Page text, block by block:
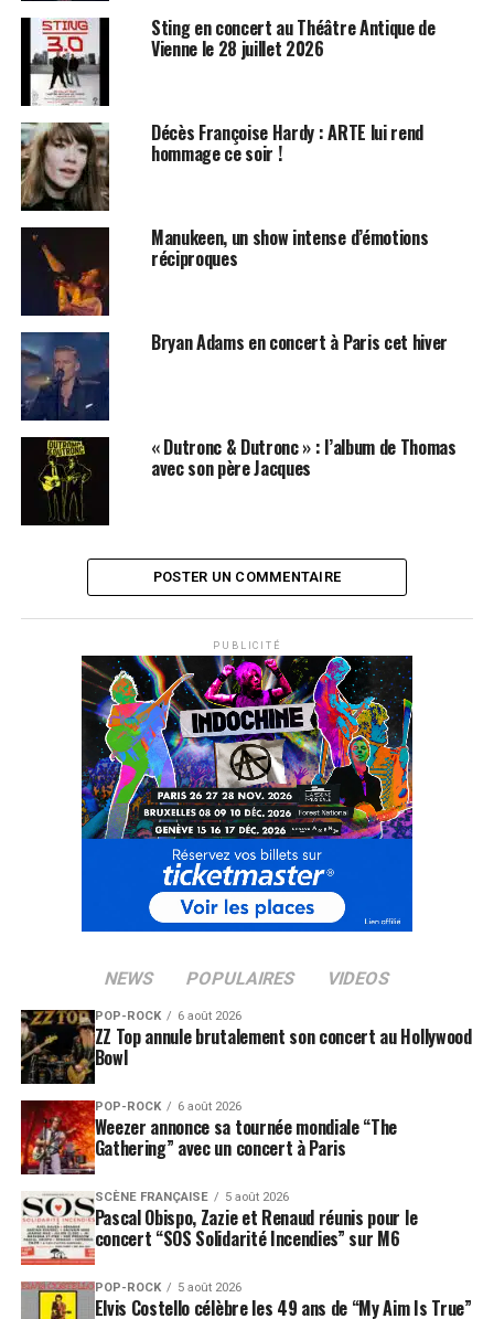
Label : EMI
Date de sortie : 8 juillet 2013
SUJETS ASSOCIÉS:
MC SOLAAR
STING
Sting en concert au Théâtre Antique de
Vienne le 28 juillet 2026
Décès Françoise Hardy : ARTE lui rend
hommage ce soir !
Manukeen, un show intense d’émotions
réciproques
Bryan Adams en concert à Paris cet hiver
« Dutronc & Dutronc » : l’album de Thomas
avec son père Jacques
POSTER UN COMMENTAIRE
PUBLICITÉ
NEWS POPULAIRES VIDEOS
POP-ROCK 6 août 2026
ZZ Top annule brutalement son concert au Hollywood
Bowl
POP-ROCK 6 août 2026
Weezer annonce sa tournée mondiale “The
Gathering” avec un concert à Paris
SCÈNE FRANÇAISE 5 août 2026
Pascal Obispo, Zazie et Renaud réunis pour le
concert “SOS Solidarité Incendies” sur M6
POP-ROCK 5 août 2026
Elvis Costello célèbre les 49 ans de “My Aim Is True”